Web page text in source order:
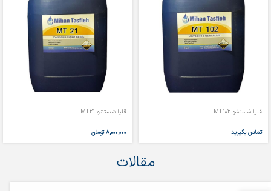
قلیا شستشو MT102
تماس بگیرید
قلیا شستشو MT21
۸,۰۰۰,۰۰۰ تومان
مقالات